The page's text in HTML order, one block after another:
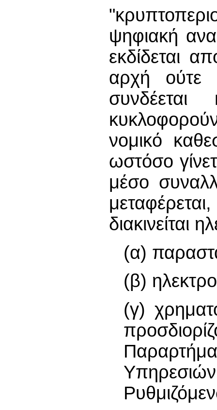
ψηφιακή
εκδίδεται
αρχή ούτε
νομικό
ωστόσο
μέσο
διακινείται
(α)
(β)
(γ)